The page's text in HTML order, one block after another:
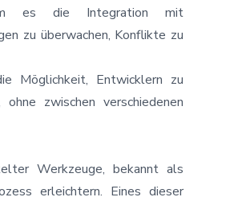
es die Integration mit
zu überwachen, Konflikte zu
Möglichkeit, Entwicklern zu
zwischen verschiedenen
Werkzeuge, bekannt als
erleichtern. Eines dieser